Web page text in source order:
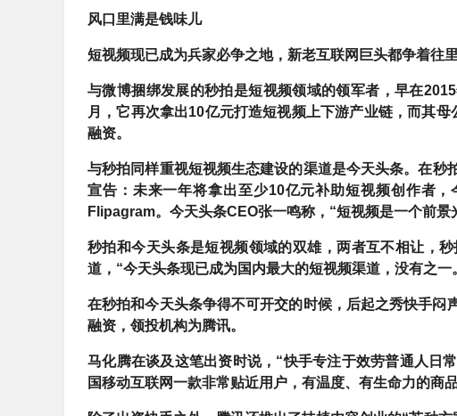
风口里满是钱味儿
短视频现已成为兵家必争之地，新老互联网巨头都争着往里
与微博捆绑发展的秒拍是短视频领域的领军者，早在
月，它再次拿出10亿元打造短视频上下游产业链，而其
融资。
与秒拍同样重视短视频生态建设的渠道是今天头条。在秒
宣告：未来一年将拿出至少10亿元补助短视频创作者
Flipagram。今天头条CEO张一鸣称，“短视频是一个前景
秒拍和今天头条是短视频领域的双雄，两者互不相让，
道，“今天头条现已成为国内最大的短视频渠道，没有之一
在秒拍和今天头条争得不可开交的时候，后起之秀快手
融资，领投机构为腾讯。
马化腾在谈及这笔出资时说，“快手专注于效劳普通人日
国移动互联网一款非常贴近用户，有温度、有生命力的商